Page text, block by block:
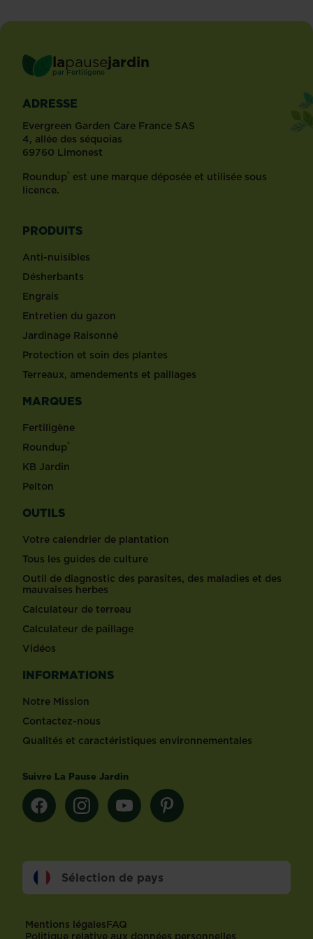
lapausejardin
par Fertiligène ®
ADRESSE
Evergreen Garden Care France SAS
4, allée des séquoias
69760 Limonest
Roundup® est une marque déposée et utilisée sous
licence.
PRODUITS
Anti-nuisibles
Désherbants
Engrais
Entretien du gazon
Jardinage Raisonné
Protection et soin des plantes
Terreaux, amendements et paillages
MARQUES
Fertiligène
Roundup®
KB Jardin
Pelton
OUTILS
Votre calendrier de plantation
Tous les guides de culture
Outil de diagnostic des parasites, des maladies et des
mauvaises herbes
Calculateur de terreau
Calculateur de paillage
Vidéos
INFORMATIONS
Notre Mission
Contactez-nous
Qualités et caractéristiques environnementales
Suivre La Pause Jardin
Sélection de pays
Footer
Mentions légalesFAQ
Politique relative aux données personnelles